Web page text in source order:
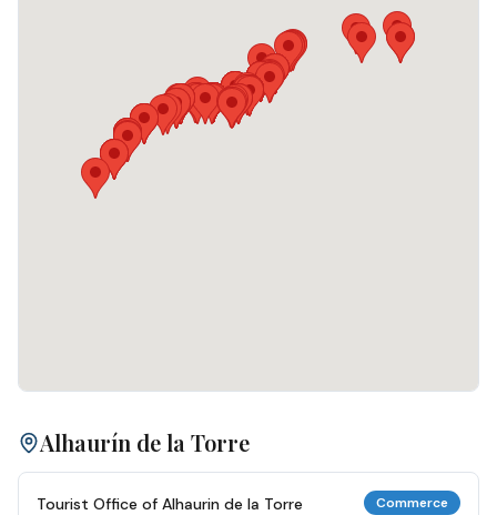
Alhaurín de la Torre
Tourist Office of Alhaurin de la Torre Commerce